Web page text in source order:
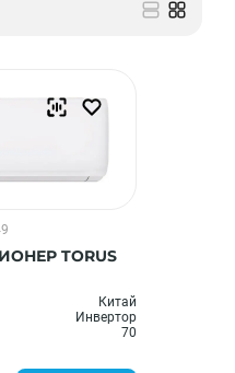
TORUS
Китай
Инвертор
70